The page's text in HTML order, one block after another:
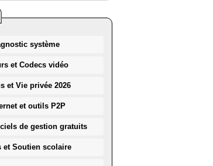
système
et Codecs vidéo
et Vie privée 2026
et outils P2P
de gestion gratuits
Soutien scolaire